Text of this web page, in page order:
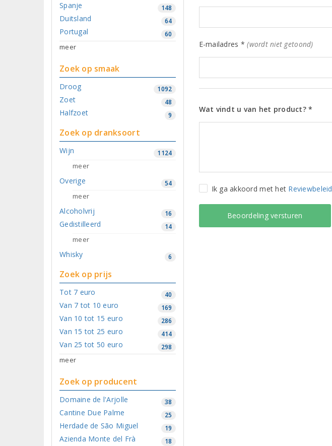
Spanje 148
Duitsland 64
Portugal 60
meer
Zoek op smaak
Droog 1092
Zoet 48
Halfzoet 9
Zoek op dranksoort
Wijn 1124
meer
Overige 54
meer
Alcoholvrij 16
Gedistilleerd 14
meer
Whisky 6
Zoek op prijs
Tot 7 euro 40
Van 7 tot 10 euro 169
Van 10 tot 15 euro 286
Van 15 tot 25 euro 414
Van 25 tot 50 euro 298
meer
Zoek op producent
Domaine de l'Arjolle 38
Cantine Due Palme 25
Herdade de São Miguel 19
Azienda Monte del Frà 18
E-mailadres *(wordt niet getoond)
Wat vindt u van het product? *
Ik ga akkoord met het Reviewbeleid